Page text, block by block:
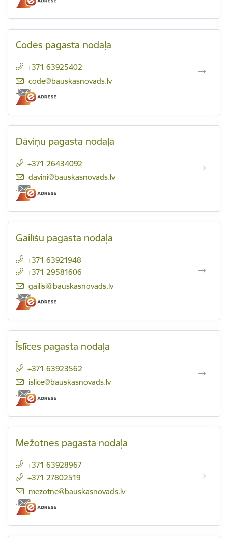
Codes pagasta nodaļa
+371 63925402
E-pasts:
code@bauskasnovads.lv
Dāviņu pagasta nodaļa
+371 26434092
E-pasts:
davini@bauskasnovads.lv
Gailīšu pagasta nodaļa
+371 63921948
+371 29581606
E-pasts:
gailisi@bauskasnovads.lv
Īslīces pagasta nodaļa
+371 63923562
E-pasts:
islice@bauskasnovads.lv
Mežotnes pagasta nodaļa
+371 63928967
+371 27802519
E-pasts:
mezotne@bauskasnovads.lv